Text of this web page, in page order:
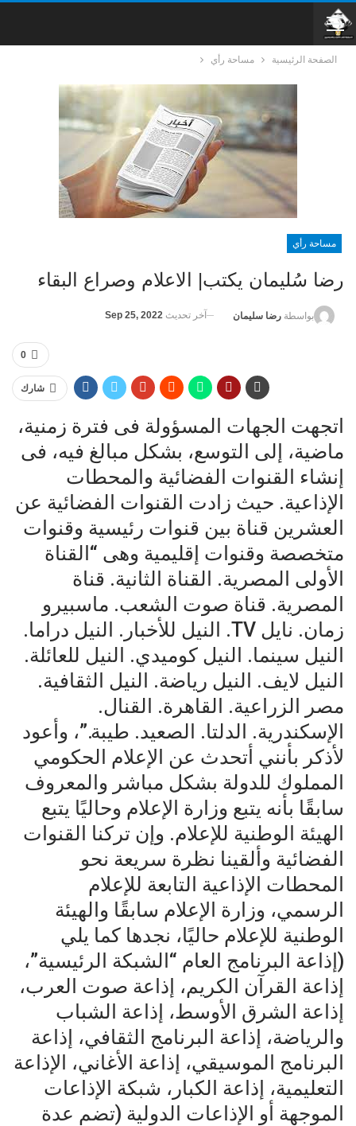
الصفحة الرئيسية مساحة رأي
مساحة رأي
رضا سُليمان يكتب| الاعلام وصراع البقاء
بواسطة رضا سليمان آخر تحديث Sep 25, 2022
0
شارك
اتجهت الجهات المسؤولة فى فترة زمنية،
ماضية، إلى التوسع، بشكل مبالغ فيه، فى
إنشاء القنوات الفضائية والمحطات
الإذاعية. حيث زادت القنوات الفضائية عن
العشرين قناة بين قنوات رئيسية وقنوات
متخصصة وقنوات إقليمية وهى “القناة
الأولى المصرية. القناة الثانية. قناة
المصرية. قناة صوت الشعب. ماسبيرو
زمان. نايل TV. النيل للأخبار. النيل دراما.
النيل سينما. النيل كوميدي. النيل للعائلة.
النيل لايف. النيل رياضة. النيل الثقافية.
مصر الزراعية. القاهرة. القنال.
الإسكندرية. الدلتا. الصعيد. طيبة.”، وأعود
لأذكر بأنني أتحدث عن الإعلام الحكومي
المملوك للدولة بشكل مباشر والمعروف
سابقًا بأنه يتبع وزارة الإعلام وحاليًا يتبع
الهيئة الوطنية للإعلام. وإن تركنا القنوات
الفضائية وألقينا نظرة سريعة نحو
المحطات الإذاعية التابعة للإعلام
الرسمي، وزارة الإعلام سابقًا والهيئة
الوطنية للإعلام حاليًا، نجدها كما يلي
(إذاعة البرنامج العام “الشبكة الرئيسية”،
إذاعة القرآن الكريم، إذاعة صوت العرب،
إذاعة الشرق الأوسط، إذاعة الشباب
والرياضة، إذاعة البرنامج الثقافي، إذاعة
البرنامج الموسيقي، إذاعة الأغاني، الإذاعة
التعليمية، إذاعة الكبار، شبكة الإذاعات
الموجهة أو الإذاعات الدولية (تضم عدة